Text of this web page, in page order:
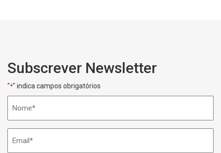
Subscrever Newsletter
"*" indica campos obrigatórios